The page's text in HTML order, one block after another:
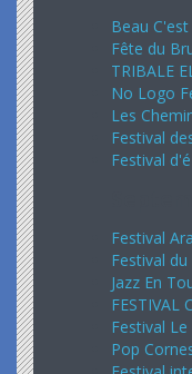
Beau
Fête du
TRIBALE
No Logo
Les
Festival
Festival d'é
Festival
Festival du
Jazz En
FESTIVAL
Festival
Pop